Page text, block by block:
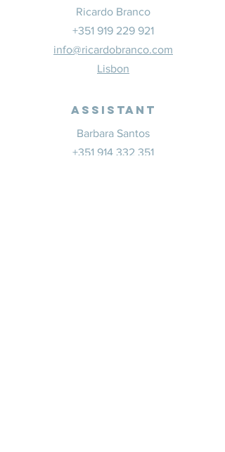
Ricardo Branco
+351 919 229 921
info@ricardobranco.com
Lisbon
Assistant
Barbara Santos
+351 914 332 351